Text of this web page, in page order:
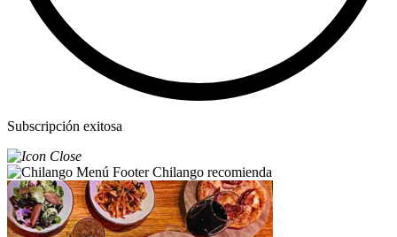
Subscripción exitosa
Chilango recomienda